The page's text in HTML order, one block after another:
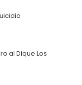
al Dique Los